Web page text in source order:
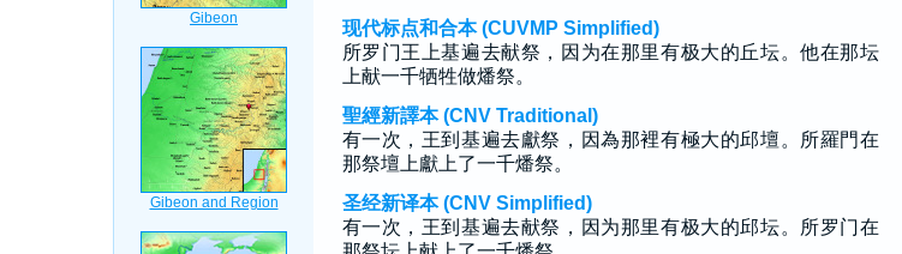
现代标点和合本 (CUVMP Simplified)
所罗门王上基遍去献祭，因为在那里有极大的丘坛。他在那坛
上献一千牺牲做燔祭。
聖經新譯本 (CNV Traditional)
有一次，王到基遍去獻祭，因為那裡有極大的邱壇。所羅門在
那祭壇上獻上了一千燔祭。
圣经新译本 (CNV Simplified)
有一次，王到基遍去献祭，因为那里有极大的邱坛。所罗门在